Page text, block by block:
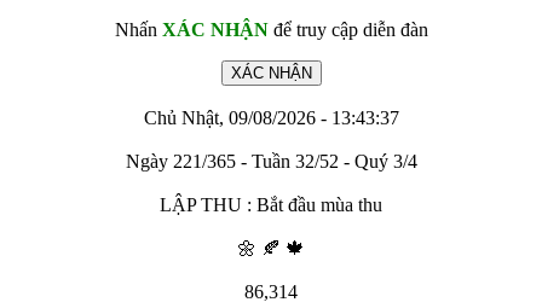
Nhấn XÁC NHẬNđể truy cập diễn đàn
Chủ Nhật, 09/08/2026 - 13:43:37
Ngày 221/365 - Tuần 32/52 - Quý 3/4
LẬP THU : Bắt đầu mùa thu
🌼 🍂 🍁
86,314